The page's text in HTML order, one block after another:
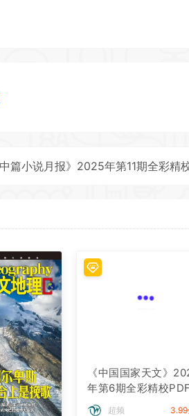
小说月报》2025年第11期全彩精校PDF杂志下
《中国国家天文》
年第6期全彩精校
志下载
超频